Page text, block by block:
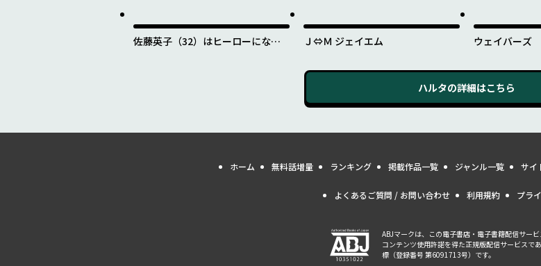
佐藤英子（32）はヒーローになれ
Ｊ⇔Ｍ ジェイエム ウェイバーズ
ハルタの詳細はこちら
ホーム 無料話増量 ランキング 掲載作品一覧 ジャンル一覧 サイ
よくあるご質問 / お問い合わせ 利用規約 プラ
ABJマークは、この電子書店・電子書籍配信サー
コンテンツ使用許諾を得た正規版配信サービスで
標（登録番号 第6091713号）です。